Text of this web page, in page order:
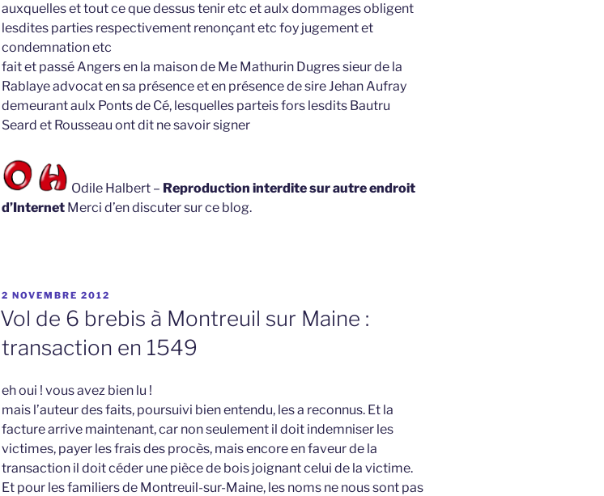
auxquelles et tout ce que dessus tenir etc et aulx dommages obligent
lesdites parties respectivement renonçant etc foy jugement et
condemnation etc
fait et passé Angers en la maison de Me Mathurin Dugres sieur de la
Rablaye advocat en sa présence et en présence de sire Jehan Aufray
demeurant aulx Ponts de Cé, lesquelles parteis fors lesdits Bautru
Seard et Rousseau ont dit ne savoir signer
Odile Halbert – Reproduction interdite sur autre endroit
d’Internet Merci d’en discuter sur ce blog.
PUBLIÉ
LE
2 NOVEMBRE 2012
Vol de 6 brebis à Montreuil sur Maine :
transaction en 1549
eh oui ! vous avez bien lu !
mais l’auteur des faits, poursuivi bien entendu, les a reconnus. Et la
facture arrive maintenant, car non seulement il doit indemniser les
victimes, payer les frais des procès, mais encore en faveur de la
transaction il doit céder une pièce de bois joignant celui de la victime.
Et pour les familiers de Montreuil-sur-Maine, les noms ne nous sont pas